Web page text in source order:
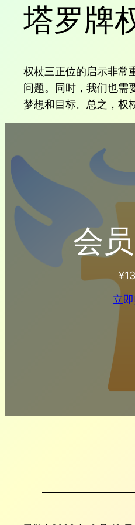
塔罗牌
权杖三正位的启示非常
问题。同时，我们也需
梦想和目标。总之，权
会
¥
立